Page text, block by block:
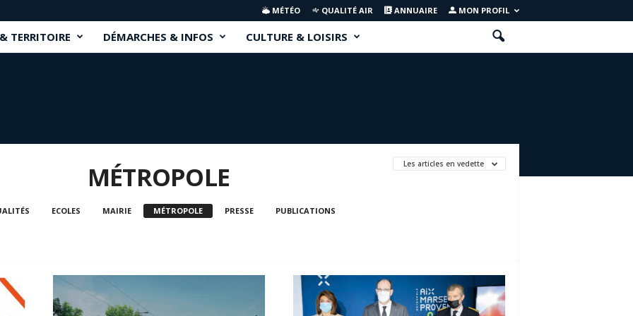
MÉTÉO QUALITÉ AIR ANNUAIRE MON PROFIL
TERRITOIRE DÉMARCHES & INFOS CULTURE & LOISIRS
Les articles en vedette
MÉTROPOLE
ECOLES MAIRIE MÉTROPOLE PRESSE PUBLICATIONS